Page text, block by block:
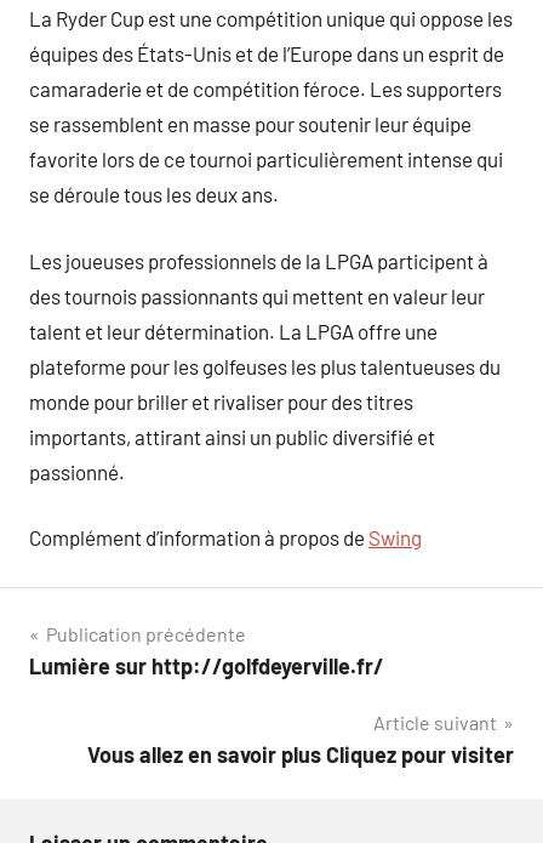
La Ryder Cup est une compétition unique qui oppose les
équipes des États-Unis et de l’Europe dans un esprit de
camaraderie et de compétition féroce. Les supporters
se rassemblent en masse pour soutenir leur équipe
favorite lors de ce tournoi particulièrement intense qui
se déroule tous les deux ans.
Les joueuses professionnels de la LPGA participent à
des tournois passionnants qui mettent en valeur leur
talent et leur détermination. La LPGA offre une
plateforme pour les golfeuses les plus talentueuses du
monde pour briller et rivaliser pour des titres
importants, attirant ainsi un public diversifié et
passionné.
Complément d’information à propos de Swing
Navigation
de
Publication précédente
Lumière sur http://golfdeyerville.fr/
Article suivant
Vous allez en savoir plus Cliquez pour visiter